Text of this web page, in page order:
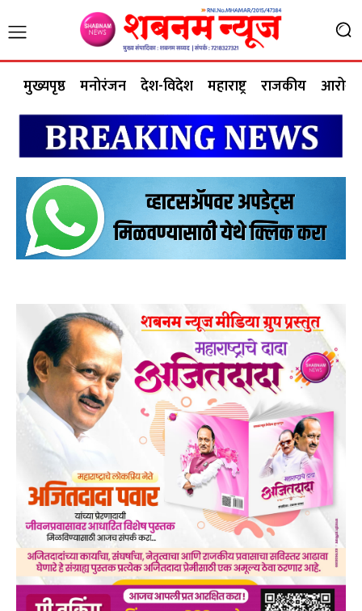
मुख्यपृष्ठ मनोरंजन देश-विदेश महाराष्ट्र राजकीय आरोग्य